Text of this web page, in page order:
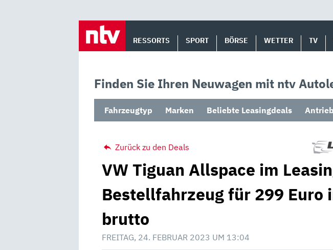
RESSORTS SPORT BÖRSE WETTER TV
Finden Sie Ihren Neuwagen mit ntv
Fahrzeugtyp Marken Beliebte Leasingdeals Antrieb
Zurück zu den Deals
VW Tiguan Allspace im
Bestellfahrzeug für 299 Euro
brutto
FREITAG, 24. FEBRUAR 2023 UM 13:04